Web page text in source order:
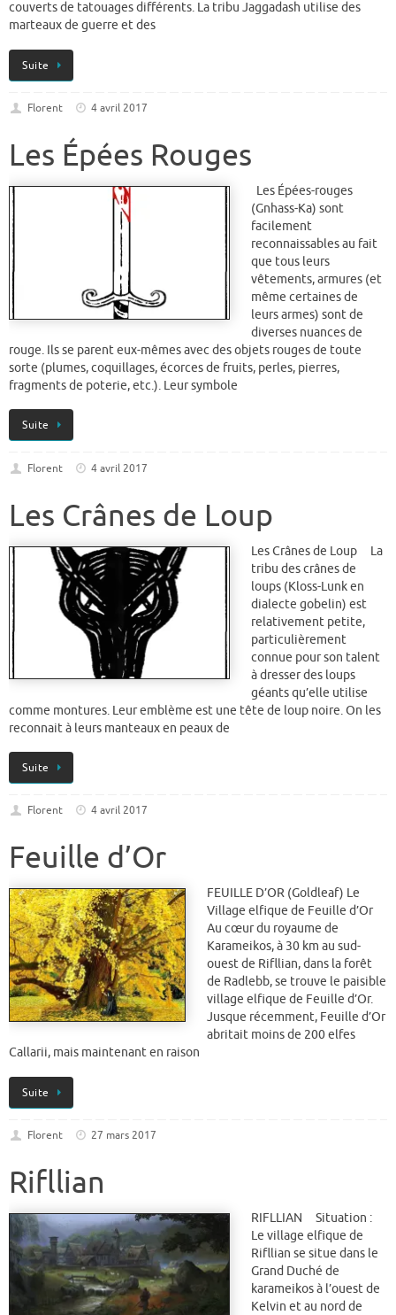
couverts de tatouages différents. La tribu Jaggadash utilise des
marteaux de guerre et des
Suite
Florent 4 avril 2017
Les Épées Rouges
Les Épées-rouges
(Gnhass-Ka) sont
facilement
reconnaissables au fait
que tous leurs
vêtements, armures (et
même certaines de
leurs armes) sont de
diverses nuances de
rouge. Ils se parent eux-mêmes avec des objets rouges de toute
sorte (plumes, coquillages, écorces de fruits, perles, pierres,
fragments de poterie, etc.). Leur symbole
Suite
Florent 4 avril 2017
Les Crânes de Loup
Les Crânes de Loup La
tribu des crânes de
loups (Kloss-Lunk en
dialecte gobelin) est
relativement petite,
particulièrement
connue pour son talent
à dresser des loups
géants qu’elle utilise
comme montures. Leur emblème est une tête de loup noire. On les
reconnait à leurs manteaux en peaux de
Suite
Florent 4 avril 2017
Feuille d’Or
FEUILLE D’OR (Goldleaf) Le
Village elfique de Feuille d’Or
Au cœur du royaume de
Karameikos, à 30 km au sud-
ouest de Rifllian, dans la forêt
de Radlebb, se trouve le paisible
village elfique de Feuille d’Or.
Jusque récemment, Feuille d’Or
abritait moins de 200 elfes
Callarii, mais maintenant en raison
Suite
Florent 27 mars 2017
Rifllian
RIFLLIAN Situation :
Le village elfique de
Rifllian se situe dans le
Grand Duché de
karameikos à l’ouest de
Kelvin et au nord de